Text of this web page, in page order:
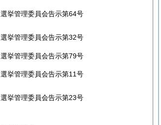
選挙管理委員会告示第64号
選挙管理委員会告示第32号
選挙管理委員会告示第79号
選挙管理委員会告示第11号
選挙管理委員会告示第23号